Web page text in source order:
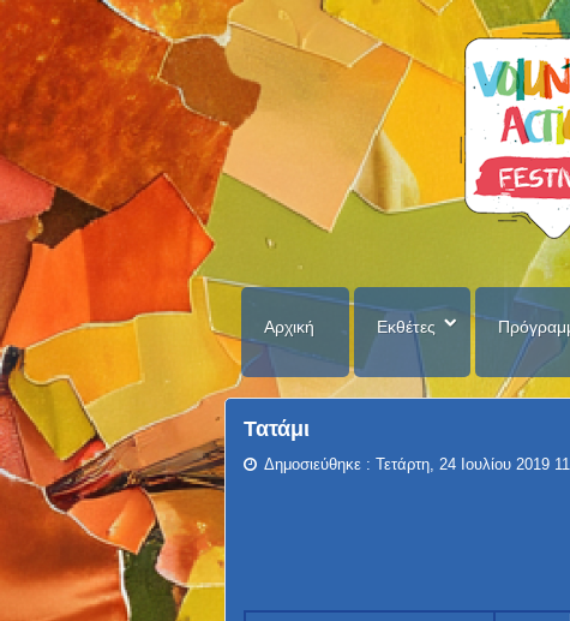
Αρχική Εκθέτες
Τατάμι
Δημοσιεύθηκε : Τετάρτη, 24 Ιουλίου 2019